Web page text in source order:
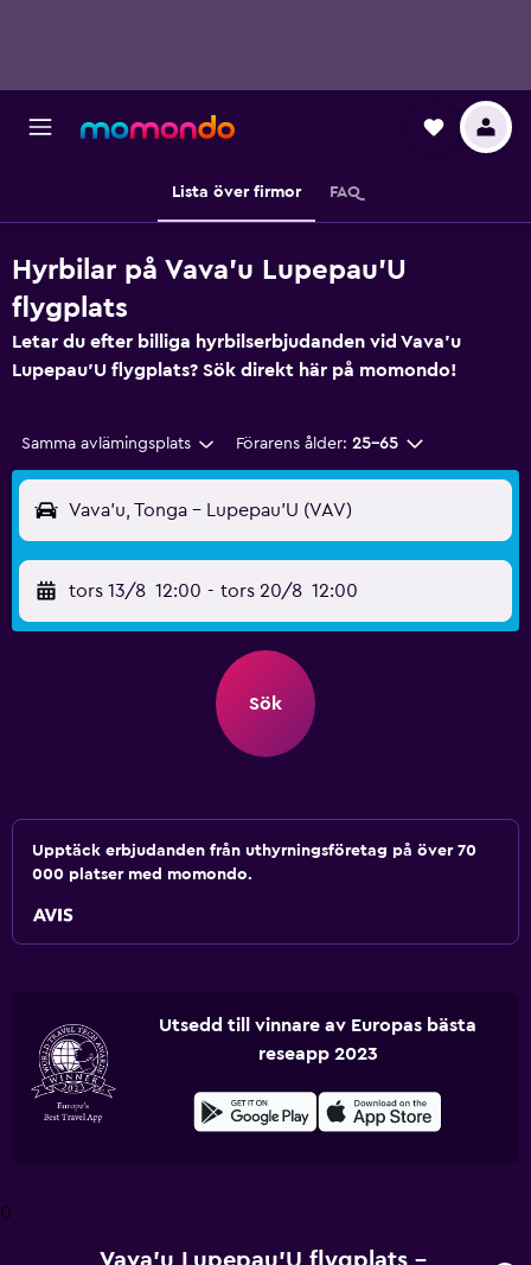
Lista över firmor FAQ
Hyrbilar på Vava'u Lupepau'U
flygplats
Letar du efter billiga hyrbilserbjudanden vid Vava'u
Lupepau'U flygplats? Sök direkt här på momondo!
Samma avlämingsplats Förarens ålder: 25-65
Vava'u, Tonga - Lupepau'U (VAV)
tors 13/8 12:00 - tors 20/8 12:00
Sök
Upptäck erbjudanden från uthyrningsföretag på över 70
000 platser med momondo.
Utsedd till vinnare av Europas bästa
reseapp 2023
0
Vava'u Lupepau'U flygplats –